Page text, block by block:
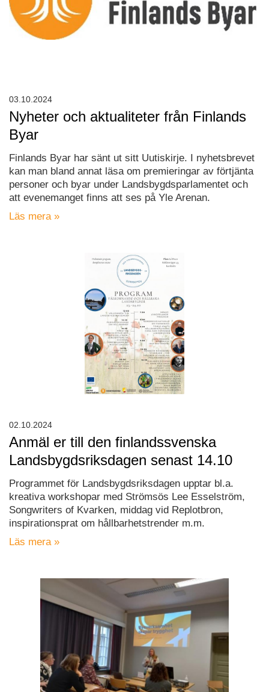
Nyheter och aktualiteter från Finlands
Byar
Finlands Byar har sänt ut sitt Uutiskirje. I nyhetsbrevet
kan man bland annat läsa om premieringar av förtjänta
personer och byar under Landsbygdsparlamentet och
att evenemanget finns att ses på Yle Arenan.
Läs mera »
03.10.2024
Anmäl er till den finlandssvenska
Landsbygdsriksdagen senast 14.10
Programmet för Landsbygdsriksdagen upptar bl.a.
kreativa workshopar med Strömsös Lee Esselström,
Songwriters of Kvarken, middag vid Replotbron,
inspirationsprat om hållbarhetstrender m.m.
Läs mera »
02.10.2024